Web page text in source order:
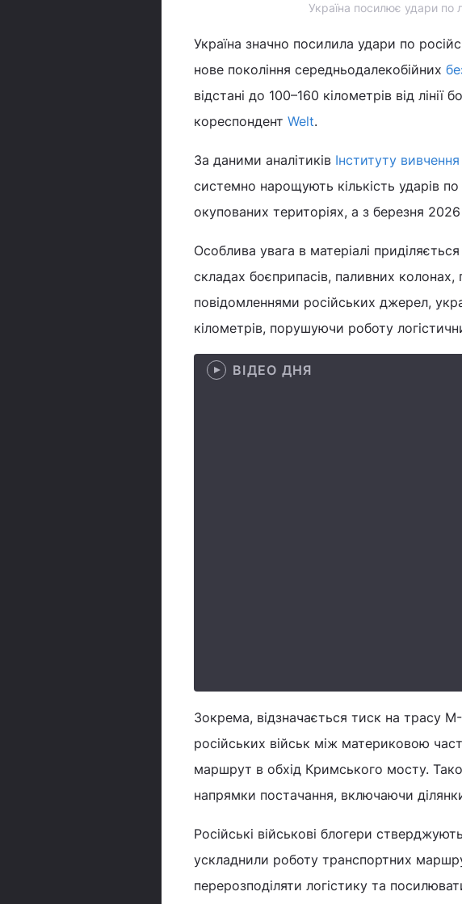
Україна посилює удари по
Україна значно посилила удари по
нове покоління середньодалекобійних
відстані до 100–160 кілометрів від
кореспондент Welt.
За даними аналітиків Інституту вивчення
системно нарощують кількість ударів
окупованих територіях, а з березня
Особлива увага в матеріалі
складах боєприпасів, паливних
повідомленнями російських джерел,
кілометрів, порушуючи роботу
ВІДЕО ДНЯ
Зокрема, відзначається тиск на трасу
російських військ між материковою
маршрут в обхід Кримського мосту.
напрямки постачання, включаючи
Російські військові блогери
ускладнили роботу транспортних
перерозподіляти логістику та